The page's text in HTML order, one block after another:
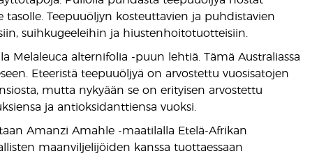
Teepuuöljyn kosteuttavien ja puhdistavien
suihkugeeleihin ja hiustenhoitotuotteisiin.
Melaleuca alternifolia -puun lehtiä. Tämä Australiassa
Eteeristä teepuuöljyä on arvostettu vuosisatojen
mutta nykyään se on erityisen arvostettu
ja antioksidanttiensa vuoksi.
Amanzi Amahle -maatilalla Etelä-Afrikan
maanviljelijöiden kanssa tuottaessaan